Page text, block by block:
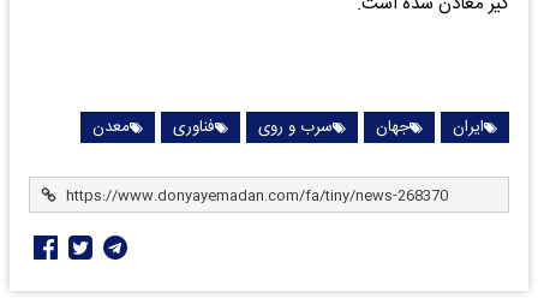
ایران جهان سرب و روی فناوری معدن